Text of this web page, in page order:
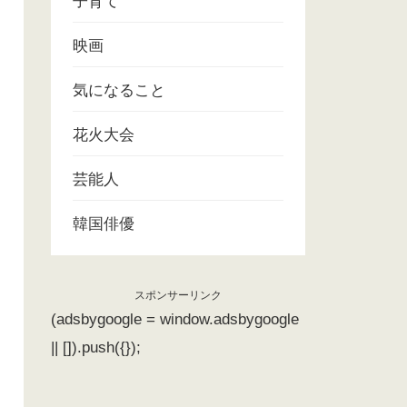
映画
気になること
花火大会
芸能人
韓国俳優
スポンサーリンク
(adsbygoogle = window.adsbygoogle
|| []).push({});